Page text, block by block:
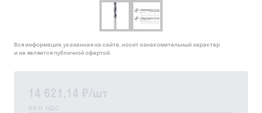
14 621,14 ₽/шт
вкл ндс
Вся информация, указанная на сайте, носит ознакомительный характер
и не является публичной офертой.